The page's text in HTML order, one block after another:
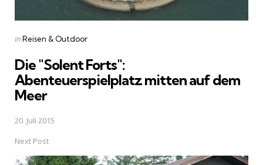
Posted
inReisen & Outdoor
Die "Solent Forts":
Abenteuerspielplatz mitten auf dem
Meer
20. Juli 2015
Next Post